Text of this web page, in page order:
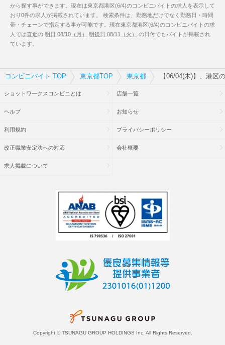
から探す事ができます。現在は東京都港区(6/4)のコンビニバイトの求人を表示して
おり0件の求人が掲載されています。 検索条件は、勤務地だけでなく勤務日・時間
帯・チェーンで指定する事が可能です。現在東京都港区(6/4)のコンビニバイトの求
人では直近の 明日 08/10（月） 明後日 08/11（火）
の日付でもバイトが掲載され
ています。
コンビニバイト TOP 東京都TOP 東京都 【06/04(木)】、港区
ショットワークスコンビニとは 店舗一覧
ヘルプ お知らせ
利用規約 プライバシーポリシー
改正職業安定法への対応 会社概要
求人掲載について
Copyright © TSUNAGU GROUP HOLDINGS Inc. All Rights Reserved.